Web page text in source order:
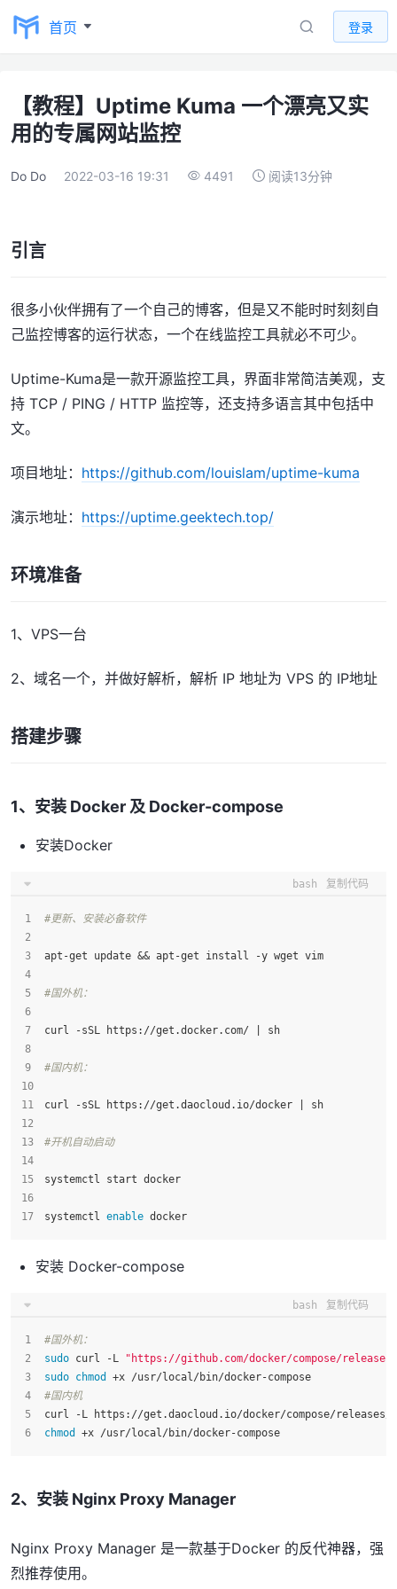
首页 登录
【教程】Uptime Kuma 一个漂亮又实
用的专属网站监控
Do Do 2022-03-16 19:31 4491 阅读13分钟
引言
很多小伙伴拥有了一个自己的博客，但是又不能时时刻刻自
己监控博客的运行状态，一个在线监控工具就必不可少。
Uptime-Kuma是一款开源监控工具，界面非常简洁美观，支
持 TCP / PING / HTTP 监控等，还支持多语言其中包括中
文。
项目地址： https://github.com/louislam/uptime-kuma
演示地址： https://uptime.geektech.top/
环境准备
1、VPS一台
2、域名一个，并做好解析，解析 IP 地址为 VPS 的 IP地址
搭建步骤
1、安装 Docker 及 Docker-compose
安装Docker
bash 复制代码
#更新、安装必备软件
apt-get update && apt-get install -y wget vim
#国外机：
curl -sSL https://get.docker.com/ | sh
#国内机：
curl -sSL https://get.daocloud.io/docker | sh
#开机自动启动
systemctl start docker
systemctl enable docker
安装 Docker-compose
bash 复制代码
#国外机：
sudo curl -L
"https://github.com/docker/compose/releases/
sudo chmod
+x /usr/local/bin/docker-compose
#国内机
curl -L https://get.daocloud.io/docker/compose/releases/
chmod
+x /usr/local/bin/docker-compose
2、安装 Nginx Proxy Manager
Nginx Proxy Manager 是一款基于Docker 的反代神器，强
烈推荐使用。